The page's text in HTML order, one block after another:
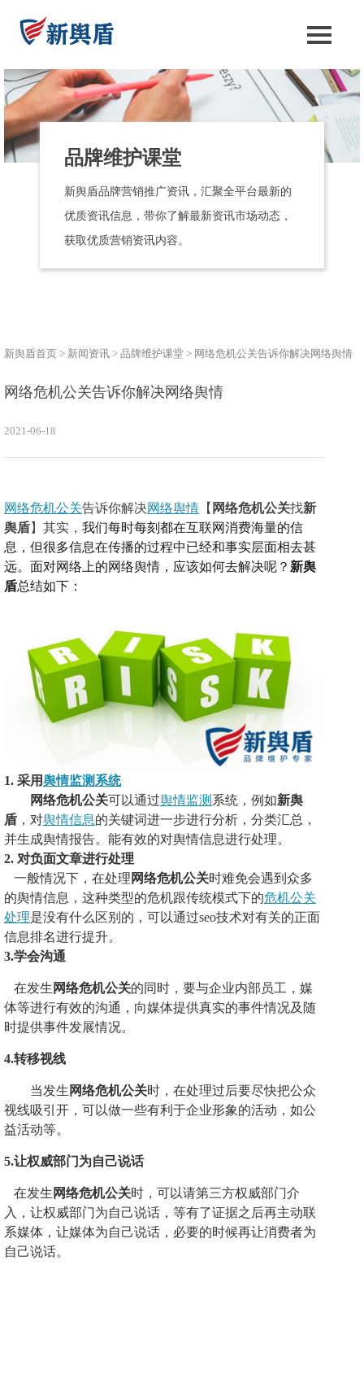
品牌维护课堂
新舆盾品牌营销推广资讯，汇聚全平台最新的
优质资讯信息，带你了解最新资讯市场动态，
获取优质营销资讯内容。
新舆盾首页 > 新闻资讯 > 品牌维护课堂 > 网络危机公关告诉你解决网络舆情
网络危机公关告诉你解决网络舆情
2021-06-18
网络危机公关告诉你解决网络舆情 【 网络危机公关找新
舆盾】其实， 我们每时每刻都在互联网消费海量的信
息，但很多信息在传播的过程中已经和事实层面相去甚
远。 面对网络上的网络舆情，应该如何去解决呢？ 新舆
盾总结如下：
1. 采用舆情监测系统
网络危机公关可以通过舆情监测 系统，例如新舆
盾 ，对舆情信息的关键词进一步进行分析，分类汇总，
并生成舆情报告。能有效的对舆情信息进行处理。
2. 对负面文章进行处理
一般情况下， 在处理 网络危机公关时难免会遇到众多
的舆情信息，这种类型的危机跟传统模式下的危机公关
处理是没有什么区别的，可以通过seo技术对有关的正面
信息排名进行提升。
3.学会沟通
在发生 网络危机公关的同时，要与企业内部员工，媒
体等进行有效的沟通， 向媒体提供真实的事件情况及随
时提供事件发展情况。
4.转移视线
当发生 网络危机公关时， 在处理过后要尽快把公众
视线吸引开 ，可以做一些有利于企业形象的活动，如公
益活动等。
5.让权威部门为自己说话
在发生 网络危机公关时，可以请第三方权威部门介
入，让权威部门为自己说话， 等有了证据之后再主动联
系媒体，让媒体为自己说话，必要的时候再让消费者为
自己说话。